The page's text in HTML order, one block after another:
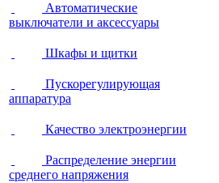
Автоматические
выключатели и аксессуары
Шкафы и щитки
Пускорегулирующая
аппаратура
Качество электроэнергии
Распределение энергии
среднего напряжения